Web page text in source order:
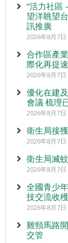
“活力社區
望洋眺望
訊推廣
2026年8月7日
合作區產
際化再提速
2026年8月7日
優化在建
會議 梳理
2026年8月7日
衛生局接
2026年8月7日
衛生局滅
2026年8月7日
全國青少
技交流收
2026年8月7
雞頸馬路
交管